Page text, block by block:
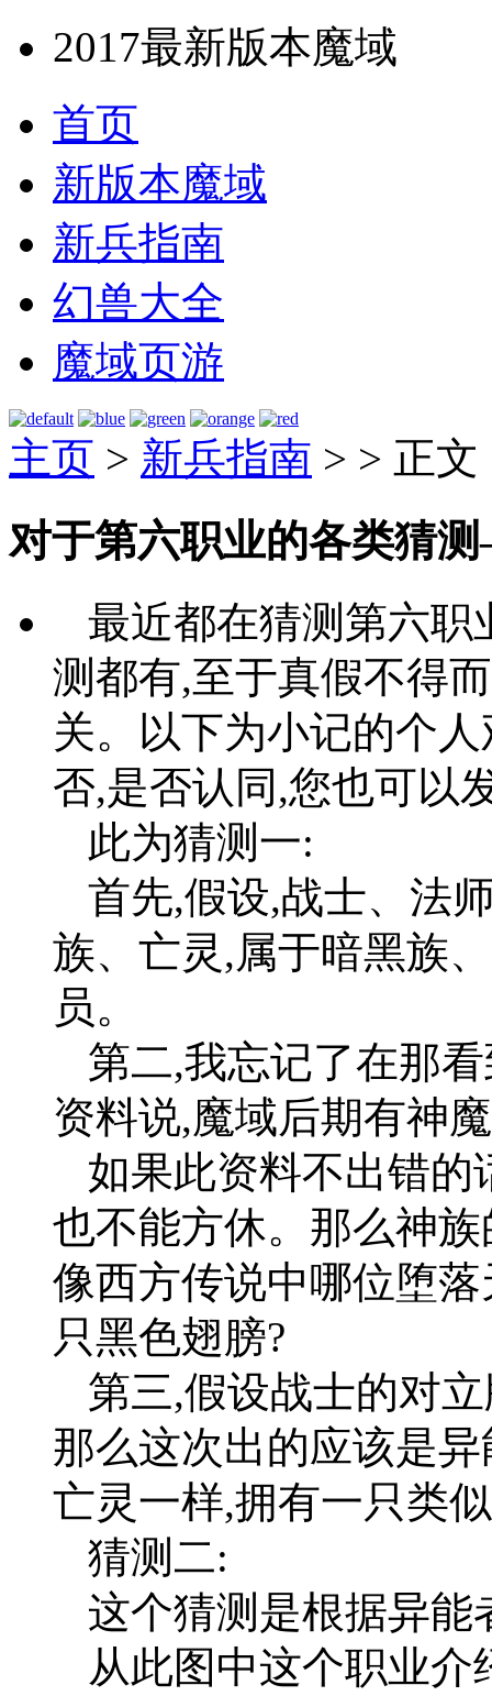
2017最新版本魔域
首页
新版本魔域
新兵指南
幻兽大全
魔域页游
主页 > 新兵指南 > > 正文
对于第六职业的各类猜
最近都在猜测第六职
测都有,至于真假不得
关。以下为小记的个
否,是否认同,您也可以
此为猜测一:
首先,假设,战士、法
族、亡灵,属于暗黑族
员。
第二,我忘记了在那
资料说,魔域后期有神
如果此资料不出错的
也不能方休。那么神
像西方传说中哪位堕
只黑色翅膀?
第三,假设战士的对
那么这次出的应该是
亡灵一样,拥有一只类
猜测二:
这个猜测是根据异能
从此图中这个职业